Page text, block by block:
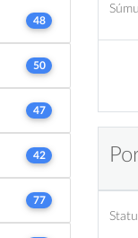
48
50
47
42
77